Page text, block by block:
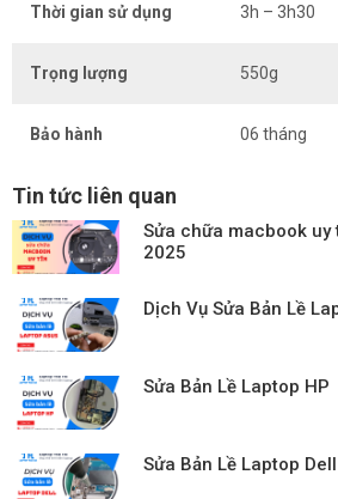
Thời gian sử dụng 3h – 3h30
Trọng lượng 550g
Bảo hành 06 tháng
Tin tức liên quan
Sửa chữa macbook uy
2025
Dịch Vụ Sửa Bản Lề
Sửa Bản Lề Laptop HP
Sửa Bản Lề Laptop Dell